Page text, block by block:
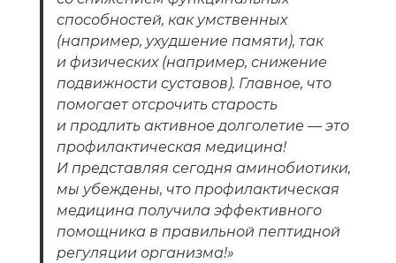
способностей, как умственных
(например, ухудшение памяти), так
и физических (например, снижение
подвижности суставов). Главное, что
помогает отсрочить старость
и продлить активное долголетие — это
профилактическая медицина!
И представляя сегодня аминобиотики,
мы убеждены, что профилактическая
медицина получила эффективного
помощника в правильной пептидной
регуляции организма!»